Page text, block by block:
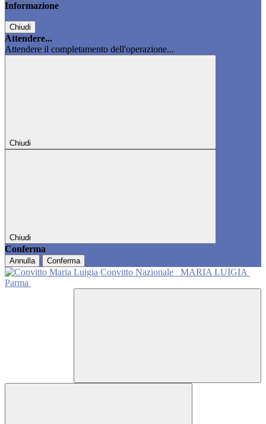
Informazione
Chiudi
Attendere...
Attendere il completamento dell'operazione...
Chiudi
Chiudi
Conferma
Annulla Conferma
Convitto Nazionale
MARIA LUIGIA
Parma